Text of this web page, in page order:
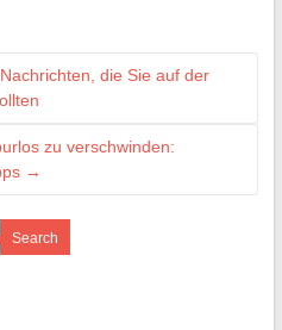
die Sie auf der
zu verschwinden:
→
Search